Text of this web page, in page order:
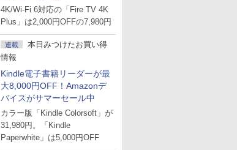
4K/Wi-Fi 6対応の「Fire TV 4K
Plus」は2,000円OFFの7,980円
連載
本日みつけたお買い得
情報
Kindle電子書籍リーダーが最
大8,000円OFF！Amazonデ
バイスがサマーセール中
カラー版「Kindle Colorsoft」が
31,980円。「Kindle
Paperwhite」は5,000円OFF